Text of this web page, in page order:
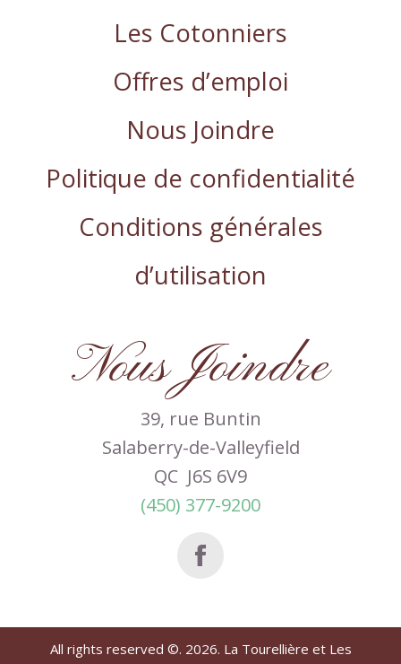
Les Cotonniers
Offres d’emploi
Nous Joindre
Politique de confidentialité
Conditions générales
d’utilisation
Nous Joindre
39, rue Buntin
Salaberry-de-Valleyfield
QC J6S 6V9
(450) 377-9200
All rights reserved ©. 2026. La Tourellière et Les